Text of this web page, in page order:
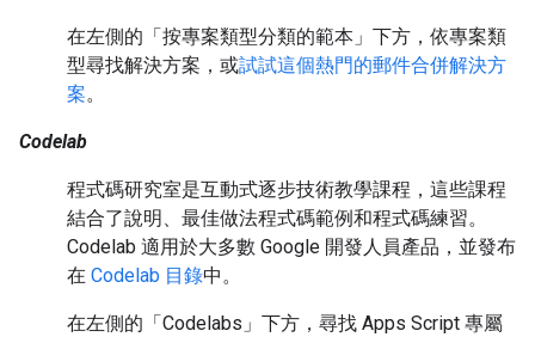
在左側的「按專案類型分類的範本」 下方，依專案類
型尋找解決方案，或試試這個熱門的郵件合併解決方
案。
Codelab
程式碼研究室是互動式逐步技術教學課程，這些課程
結合了說明、最佳做法程式碼範例和程式碼練習。
Codelab 適用於大多數 Google 開發人員產品，並發布
在 Codelab 目錄中。
在左側的「Codelabs」 下方，尋找 Apps Script 專屬